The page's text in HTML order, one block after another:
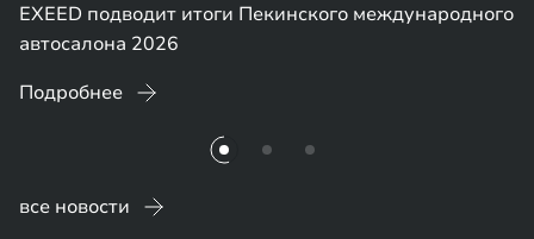
EXEED подводит итоги Пекинского международного
автосалона 2026
Подробнее
все новости